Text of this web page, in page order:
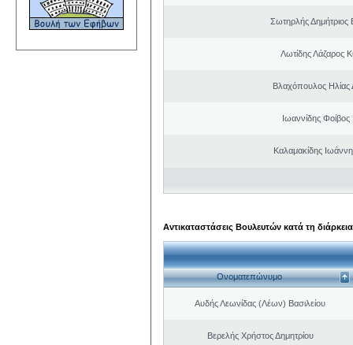
Σωτηρλής Δημήτριος
Λωτίδης Λάζαρος
Βλαχόπουλος Ηλίας
Ιωαννίδης
Καλαμακίδης
Αντικαταστάσεις Βουλευτών κατά τη
Ονοματεπώνυμο
Αυδής Λεωνίδας (Λέων) Βασιλείου
Βερελής Χρήστος Δημητρίου